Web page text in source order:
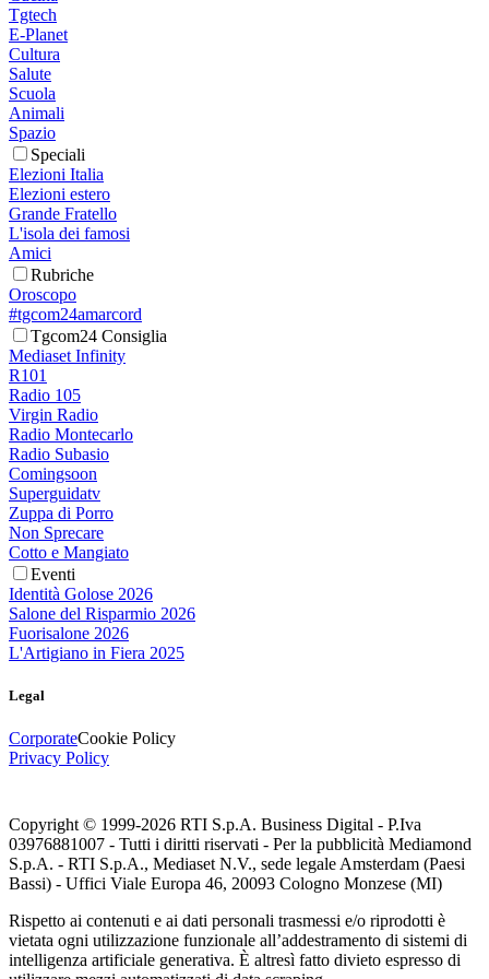
Tgtech
E-Planet
Cultura
Salute
Scuola
Animali
Spazio
Speciali
Elezioni Italia
Elezioni estero
Grande Fratello
L'isola dei famosi
Amici
Rubriche
Oroscopo
#tgcom24amarcord
Tgcom24 Consiglia
Mediaset Infinity
R101
Radio 105
Virgin Radio
Radio Montecarlo
Radio Subasio
Comingsoon
Superguidatv
Zuppa di Porro
Non Sprecare
Cotto e Mangiato
Eventi
Identità Golose 2026
Salone del Risparmio 2026
Fuorisalone 2026
L'Artigiano in Fiera 2025
Legal
CorporateCookie Policy
Privacy Policy
Copyright © 1999-2026 RTI S.p.A. Business Digital - P.Iva
03976881007 - Tutti i diritti riservati - Per la pubblicità Mediamond
S.p.A. - RTI S.p.A., Mediaset N.V., sede legale Amsterdam (Paesi
Bassi) - Uffici Viale Europa 46, 20093 Cologno Monzese (MI)
Rispetto ai contenuti e ai dati personali trasmessi e/o riprodotti è
vietata ogni utilizzazione funzionale all’addestramento di sistemi di
intelligenza artificiale generativa. È altresì fatto divieto espresso di